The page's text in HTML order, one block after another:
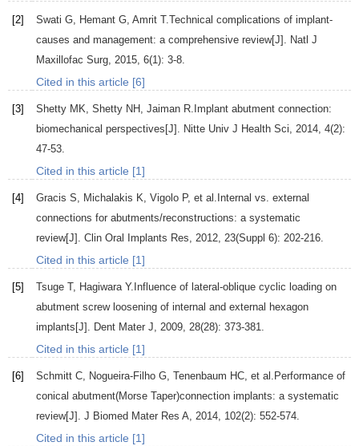
[2] Swati G, Hemant G, Amrit T.Technical complications of implant-
causes and management: a comprehensive review[J]. Natl J
Maxillofac Surg, 2015, 6(1): 3-8.
Cited in this article [6]
[3] Shetty MK, Shetty NH , Jaiman R. Implant abutment connection:
biomechanical perspectives[J]. Nitte Univ J Health Sci, 2014, 4(2):
47-53.
Cited in this article [1]
[4] Gracis S, Michalakis K, Vigolo P, et al.Internal vs. external
connections for abutments/reconstructions: a systematic
review[J]. Clin Oral Implants Res, 2012, 23(Suppl 6): 202-216.
Cited in this article [1]
[5] Tsuge T, Hagiwara Y. Influence of lateral-oblique cyclic loading on
abutment screw loosening of internal and external hexagon
implants[J]. Dent Mater J, 2009, 28(28): 373-381.
Cited in this article [1]
[6] Schmitt C, Nogueira-Filho G, Tenenbaum HC, et al.Performance of
conical abutment(Morse Taper)connection implants: a systematic
review[J]. J Biomed Mater Res A, 2014, 102(2): 552-574.
Cited in this article [1]